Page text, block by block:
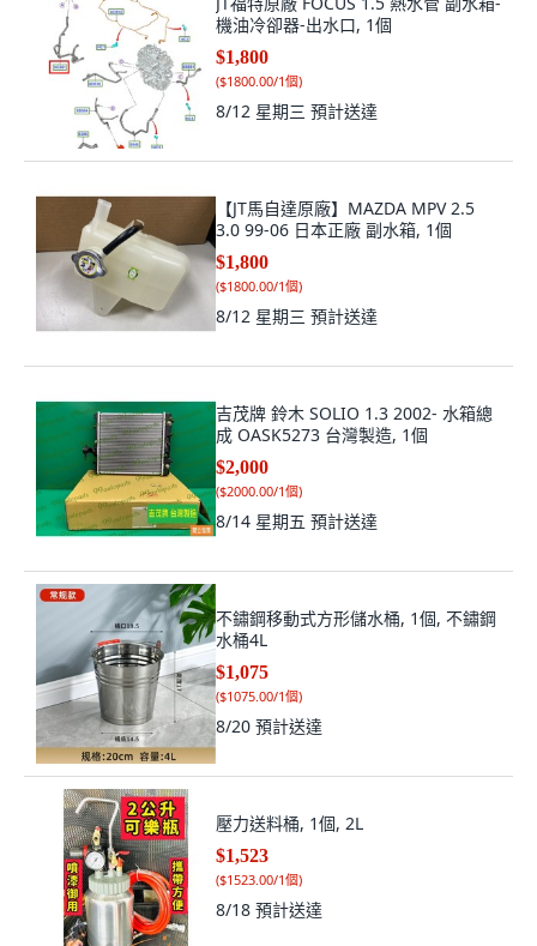
機油冷卻器-出水口, 1個
$1,800
($1800.00/1個)
8/12 星期三 預計送達
【JT馬自達原廠】MAZDA MPV 2.5
3.0 99-06 日本正廠 副水箱, 1個
$1,800
($1800.00/1個)
8/12 星期三 預計送達
吉茂牌 鈴木 SOLIO 1.3 2002- 水箱總
成 OASK5273 台灣製造, 1個
$2,000
($2000.00/1個)
8/14 星期五 預計送達
不鏽鋼移動式方形儲水桶, 1個, 不鏽鋼
水桶4L
$1,075
($1075.00/1個)
8/20 預計送達
壓力送料桶, 1個, 2L
$1,523
($1523.00/1個)
8/18 預計送達